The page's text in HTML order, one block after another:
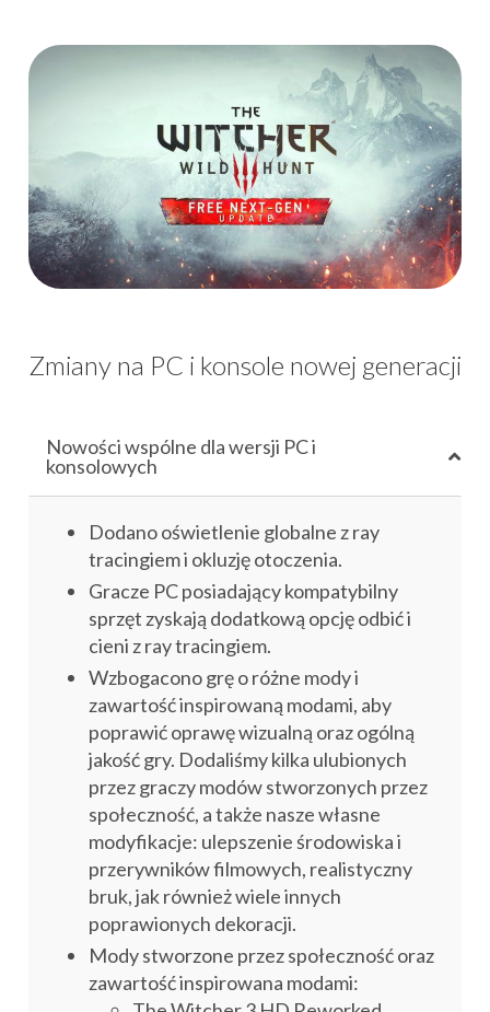
Zmiany na PC i konsole nowej generacji
Nowości wspólne dla wersji PC i
konsolowych
Dodano oświetlenie globalne z ray
tracingiem i okluzję otoczenia.
Gracze PC posiadający kompatybilny
sprzęt zyskają dodatkową opcję odbić i
cieni z ray tracingiem.
Wzbogacono grę o różne mody i
zawartość inspirowaną modami, aby
poprawić oprawę wizualną oraz ogólną
jakość gry. Dodaliśmy kilka ulubionych
przez graczy modów stworzonych przez
społeczność, a także nasze własne
modyfikacje: ulepszenie środowiska i
przerywników filmowych, realistyczny
bruk, jak również wiele innych
poprawionych dekoracji.
Mody stworzone przez społeczność oraz
zawartość inspirowana modami: